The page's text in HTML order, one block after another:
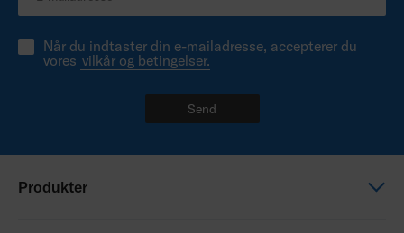
Når du indtaster din e-mailadresse, accepterer du
vores vilkår og betingelser.
Send
Produkter